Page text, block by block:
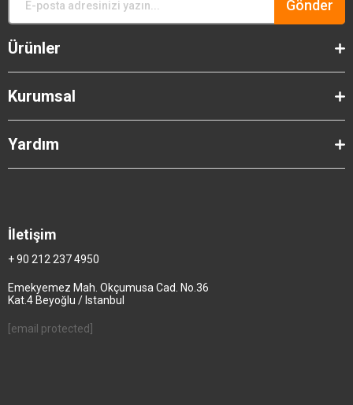
Gönder
Ürünler
Kurumsal
Yardım
İletişim
+ 90 212 237 4950
Emekyemez Mah. Okçumusa Cad. No.36
Kat.4 Beyoğlu / Istanbul
[email protected]